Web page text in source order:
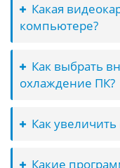
Какая
компьютере?
Как выбрать
охлаждение ПК?
Как
Какие